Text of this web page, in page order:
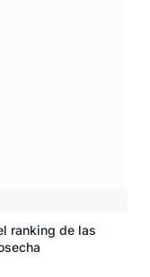
ranking de las